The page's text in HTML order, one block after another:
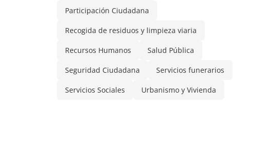
Participación Ciudadana
Recogida de residuos y limpieza viaria
Recursos Humanos Salud Pública
Seguridad Ciudadana Servicios funerarios
Servicios Sociales Urbanismo y Vivienda